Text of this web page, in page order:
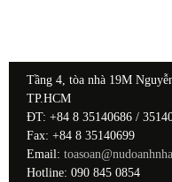
Tầng 4, tòa nhà 19M
TP.HCM
ĐT: +84 8 35140686 /
Fax: +84 8 35140699
Email:
Hotline: 090 845 0854